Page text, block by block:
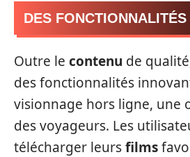
DES
Outre le contenu de
des fonctionnalités
visionnage hors ligne, une
des voyageurs. Les
télécharger leursfilms